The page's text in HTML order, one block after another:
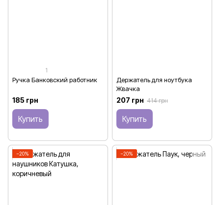
1
Ручка Банковский работник
185 грн
Купить
Держатель для ноутбука
Жвачка
207 грн 414 грн
Купить
−20% −20%